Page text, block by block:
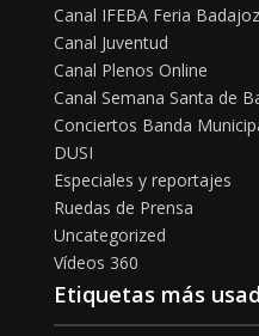
Canal IFEBA Feria Badajoz
Canal Juventud
Canal Plenos Online
Canal Semana Santa de
Conciertos Banda
DUSI
Especiales y reportajes
Ruedas de Prensa
Uncategorized
Vídeos 360
Etiquetas más